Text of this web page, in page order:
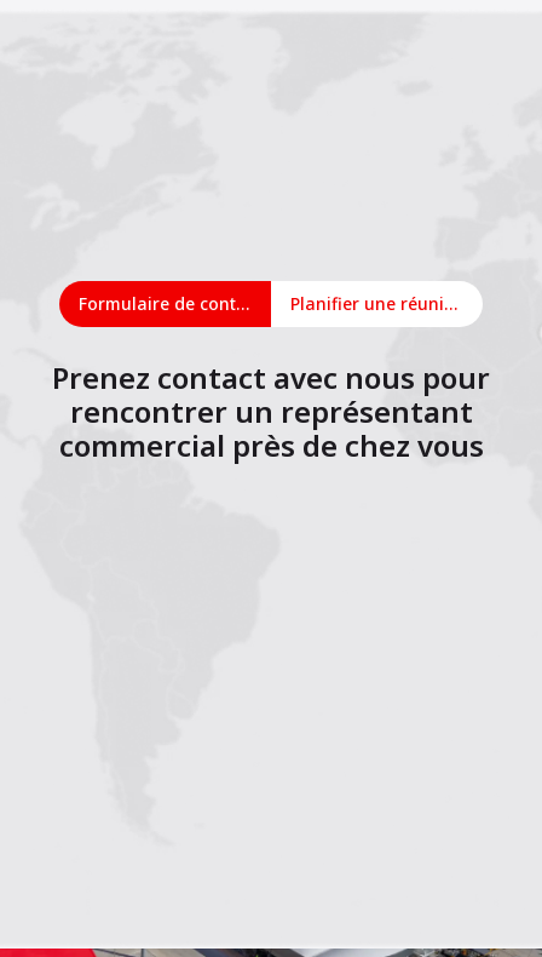
Formulaire de contact Planifier une réunion en ligne
Prenez contact avec nous pour
rencontrer un représentant
commercial près de chez vous